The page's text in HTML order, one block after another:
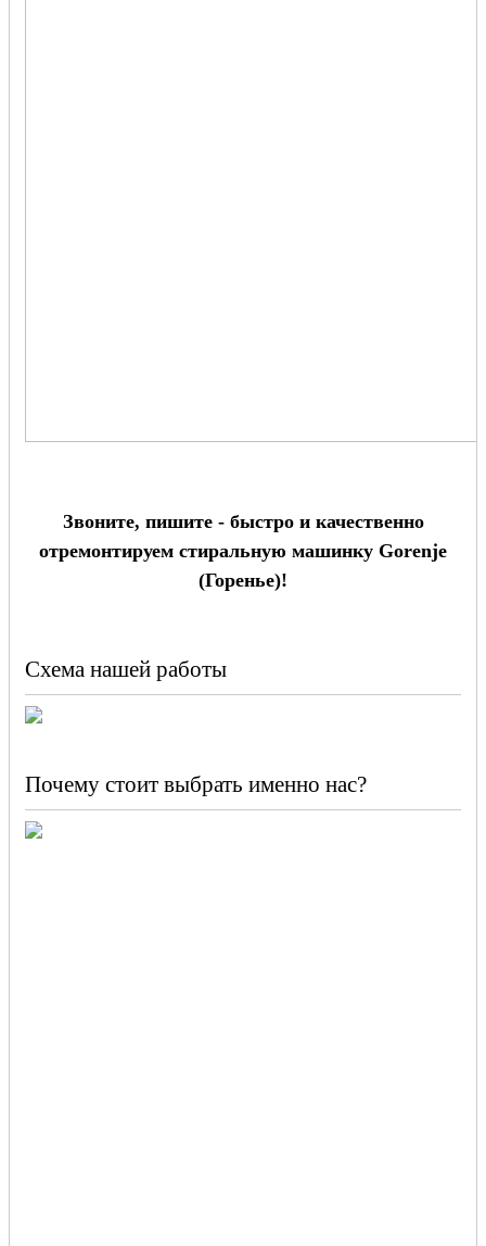
Звоните, пишите - быстро и качественно
отремонтируем стиральную машинку Gorenje
(Горенье)!
Схема нашей работы
Почему стоит выбрать именно нас?